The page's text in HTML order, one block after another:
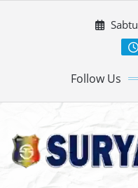
Follow Us